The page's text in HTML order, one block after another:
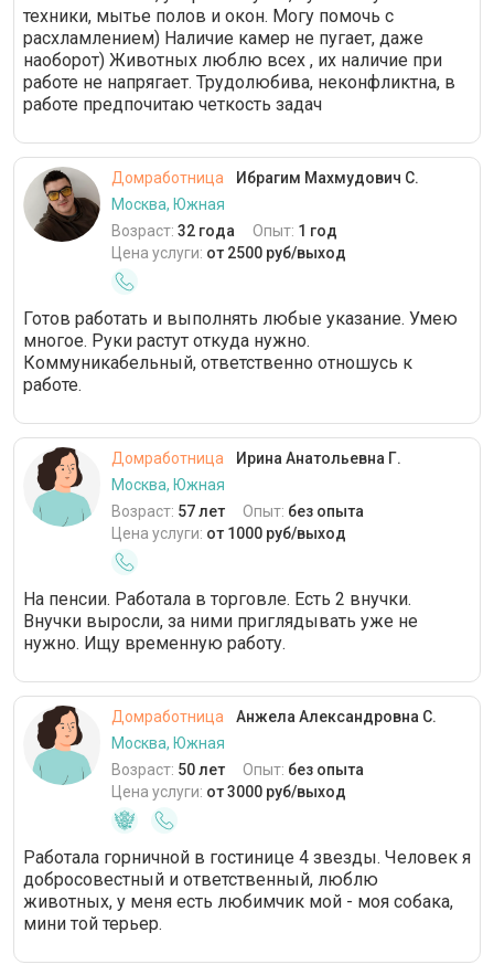
техники, мытье полов и окон. Могу помочь с
расхламлением) Наличие камер не пугает, даже
наоборот) Животных люблю всех , их наличие при
работе не напрягает. Трудолюбива, неконфликтна, в
работе предпочитаю четкость задач
Домработница
Ибрагим Махмудович С.
Москва, Южная
Возраст: 32 года Опыт: 1 год
Цена услуги: от 2500 руб/выход
Готов работать и выполнять любые указание. Умею
многое. Руки растут откуда нужно.
Коммуникабельный, ответственно отношусь к
работе.
Домработница
Ирина Анатольевна Г.
Москва, Южная
Возраст: 57 лет Опыт: без опыта
Цена услуги: от 1000 руб/выход
На пенсии. Работала в торговле. Есть 2 внучки.
Внучки выросли, за ними приглядывать уже не
нужно. Ищу временную работу.
Домработница
Анжела Александровна С.
Москва, Южная
Возраст: 50 лет Опыт: без опыта
Цена услуги: от 3000 руб/выход
Работала горничной в гостинице 4 звезды. Человек я
добросовестный и ответственный, люблю
животных, у меня есть любимчик мой - моя собака,
мини той терьер.